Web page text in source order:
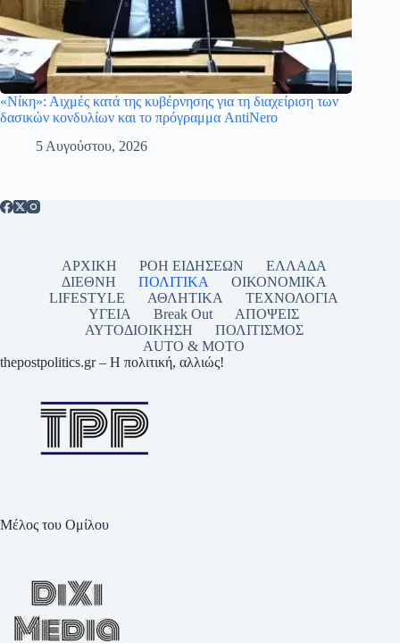
«Νίκη»: Αιχμές κατά της κυβέρνησης για τη διαχείριση των
δασικών κονδυλίων και το πρόγραμμα AntiNero
5 Αυγούστου, 2026
ΑΡΧΙΚΗ ΡΟΗ ΕΙΔΗΣΕΩΝ
ΕΛΛΑΔΑ
ΔΙΕΘΝΗ
ΠΟΛΙΤΙΚΑ
ΟΙΚΟΝΟΜΙΚΑ
LIFESTYLE
ΑΘΛΗΤΙΚΑ
ΤΕΧΝΟΛΟΓΙΑ
ΥΓΕΙΑ
Break Out
ΑΠΟΨΕΙΣ
ΑΥΤΟΔΙΟΙΚΗΣΗ
ΠΟΛΙΤΙΣΜΟΣ
AUTO & MOTO
thepostpolitics.gr – Η πολιτική, αλλιώς!
Μέλος του Ομίλου